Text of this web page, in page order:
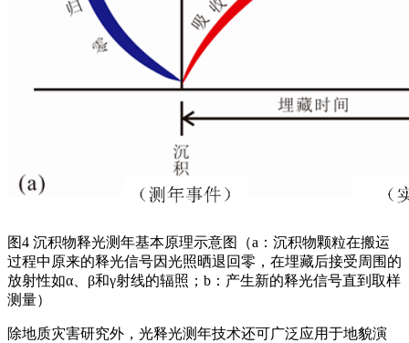
图4 沉积物释光测年基本原理示意图（a：沉积物颗粒在搬运
过程中原来的释光信号因光照晒退回零，在埋藏后接受周围的
放射性如α、β和γ射线的辐照；b：产生新的释光信号直到取样
测量）
除地质灾害研究外，光释光测年技术还可广泛应用于地貌演